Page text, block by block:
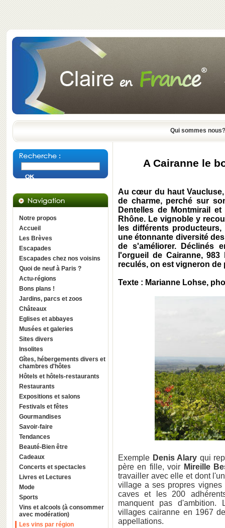
Qui sommes nous?
Notre propos
Accueil
Les Brèves
Escapades
Escapades chez nos voisins
Quoi de neuf à Paris ?
Actu-régions
Bons plans !
Jardins, parcs et zoos
Châteaux
Eglises et abbayes
Musées et galeries
Sites divers
Insolites
Gîtes, hébergements divers et
chambres d'hôtes
Hôtels et hôtels-restaurants
Restaurants
Expositions et salons
Festivals et fêtes
Gourmandises
Savoir-faire
Tendances
Beauté-Bien être
Cadeaux
Concerts et spectacles
Livres et Lectures
Mode
Sports
Vins et alcools (à consommer
avec modération)
Les vins par région
A Cairanne le
Au cœur du haut
de charme, perché sur
Dentelles de Montmirail
Rhône. Le vignoble y
les différents
une étonnante diversité
de s'améliorer. Déclinés
l'orgueil de Cairanne,
reculés, on est vigneron de
Texte : Marianne Lohse,
Exemple Denis Alary qui
père en fille, voir Mireille
travailler avec elle et dont
village a ses propres
caves et les 200
manquent pas d'ambition.
villages cairanne en 1967
appellations.